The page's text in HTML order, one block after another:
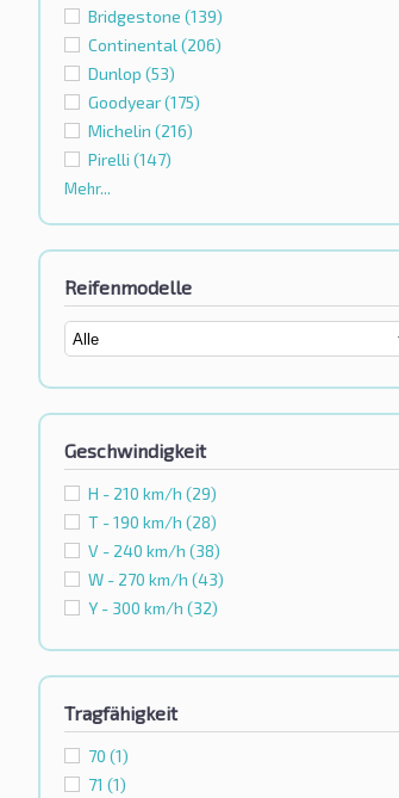
Bridgestone (139)
Continental (206)
Dunlop (53)
Goodyear(175)
Michelin (216)
Pirelli (147)
Mehr...
Reifenmodelle
Geschwindigkeit
H - 210 km/h (29)
T - 190 km/h (28)
V - 240 km/h (38)
W - 270 km/h (43)
Y - 300 km/h (32)
Tragfähigkeit
70 (1)
71 (1)